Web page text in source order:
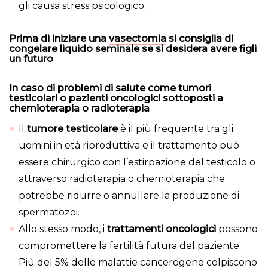
gli causa stress psicologico.
Prima di iniziare una vasectomia si consiglia di
congelare liquido seminale se si desidera avere figli
un futuro
In caso di problemi di salute come tumori
testicolari o pazienti oncologici sottoposti a
chemioterapia o radioterapia
tumore testicolareè il più frequente tra gli
uomini in età riproduttiva e il trattamento può
essere chirurgico con l’estirpazione del testicolo o
attraverso radioterapia o chemioterapia che
potrebbe ridurre o annullare la produzione di
spermatozoi.
Allo stesso modo, i trattamenti oncologici possono
compromettere la fertilità futura del paziente.
Più del 5% delle malattie cancerogene colpiscono